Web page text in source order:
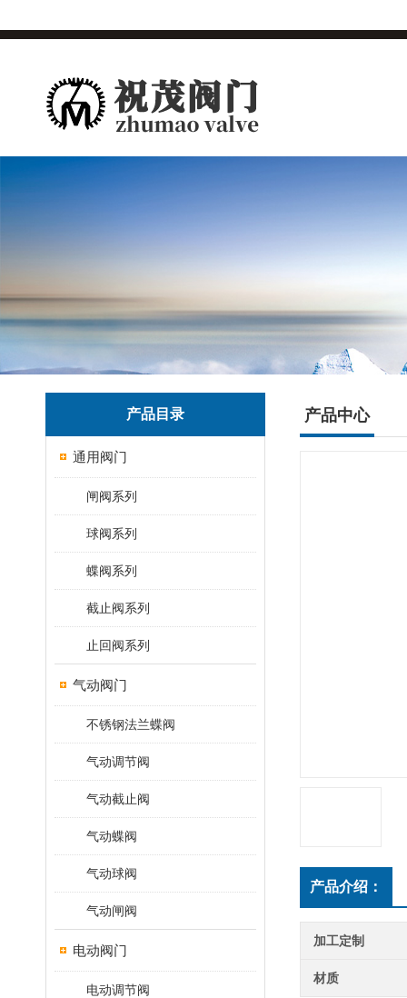
产品目录
通用阀门
闸阀系列
球阀系列
蝶阀系列
截止阀系列
止回阀系列
气动阀门
不锈钢法兰蝶阀
气动调节阀
气动截止阀
气动蝶阀
气动球阀
气动闸阀
电动阀门
电动调节阀
产品中心
产品介绍：
加工定制
材质